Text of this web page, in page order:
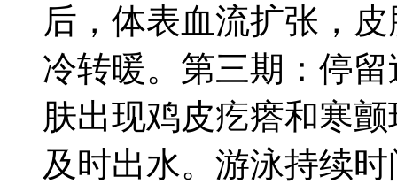
后，体表血流扩张，
冷转暖。第三期：停
肤出现鸡皮疙瘩和寒
及时出水。游泳持续